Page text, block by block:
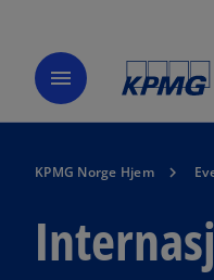
menu
KPMG Norge Hjem